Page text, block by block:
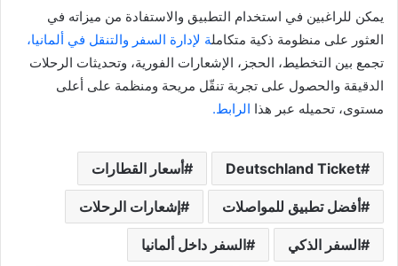
يمكن للراغبين في استخدام التطبيق والاستفادة من ميزاته في
العثور على منظومة ذكية متكاملة لإدارة السفر والتنقل في ألمانيا،
تجمع بين التخطيط، الحجز، الإشعارات الفورية، وتحديثات الرحلات
الدقيقة والحصول على تجربة تنقّل مريحة ومنظمة على أعلى
مستوى، تحميله عبر هذا الرابط.
Deutschland Ticket أسعار القطارات
أفضل تطبيق للمواصلات إشعارات الرحلات
السفر الذكي السفر داخل ألمانيا